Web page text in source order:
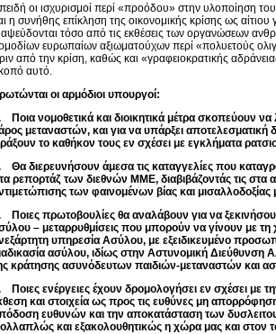
οι ισχυρισμοί περί «προόδου» στην υλοποίηση
η συνήθης επίκληση της οικονομικής κρίσης ως
τόσο από τις εκθέσεις των οργανώσεων
ευρωπαίων αξιωματούχων περί «πολυετούς
από την κρίση, καθώς και «γραφειοκρατικής
αυτό.
οι αρμόδιοι υπουργοί:
Ποια νομοθετικά και διοικητικά μέτρα σκοπεύουν
μεταναστών, και για να υπάρξει
το καθήκον τους εν σχέσει με εγκλήματα
Θα διερευνήσουν άμεσα τις καταγγελίες που
ρεπορτάζ των διεθνών ΜΜΕ, διαβιβάζοντάς τις
των φαινομένων βίας και μισαλλοδοξίας
Ποιες πρωτοβουλίες θα αναλάβουν για να
– μεταρρυθμίσεις που μπορούν να γίνουν με
υπηρεσία Ασύλου, με εξειδικευμένο
ασύλου, ιδίως στην Αστυνομική Διεύθυνση
κράτησης ασυνόδευτων παιδιών-μεταναστών και
Ποιες ενέργειες έχουν δρομολογήσει εν σχέσει με
και στοιχεία ως προς τις ευθύνες μη
ευθυνών και την αποκατάσταση των
και εξακολουθητικώς η χώρα μας και στον